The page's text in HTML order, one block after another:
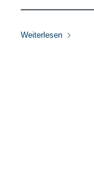
Weiterlesen